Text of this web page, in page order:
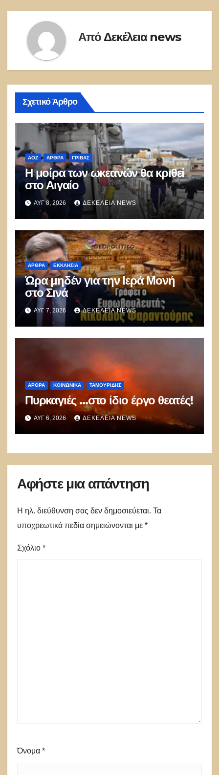
Από Δεκέλεια news
Σχετικό Άρθρο
ΑΟΖ ΑΡΘΡΑ ΓΡΊΒΑΣ
Η μοίρα των ωκεανών θα κριθεί
στο Αιγαίο
ΑΥΓ 8, 2026 ΔΕΚΈΛΕΙΑ NEWS
ΑΡΘΡΑ ΕΚΚΛΗΣΊΑ
Ώρα μηδέν για την Ιερά Μονή
στο Σινά
ΑΥΓ 7, 2026 ΔΕΚΈΛΕΙΑ NEWS
ΑΡΘΡΑ ΚΟΙΝΩΝΙΚΑ ΤΑΜΟΥΡΊΔΗΣ
Πυρκαγιές …στο ίδιο έργο θεατές!
ΑΥΓ 6, 2026 ΔΕΚΈΛΕΙΑ NEWS
Αφήστε μια απάντηση
Η ηλ. διεύθυνση σας δεν δημοσιεύεται. Τα
υποχρεωτικά πεδία σημειώνονται με *
Σχόλιο *
Όνομα *